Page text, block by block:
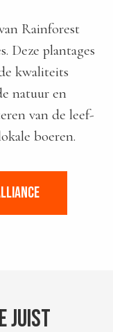
Rainforest
Deze plantages
kwaliteits
natuur en
van de leef-
boeren.
juist